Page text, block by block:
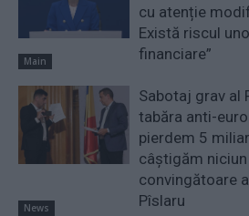
Main
cu atenție
Există riscul
financiare”
News
Sabotaj grav al
tabăra anti-
pierdem 5
câștigăm
convingătoare
Pîslaru